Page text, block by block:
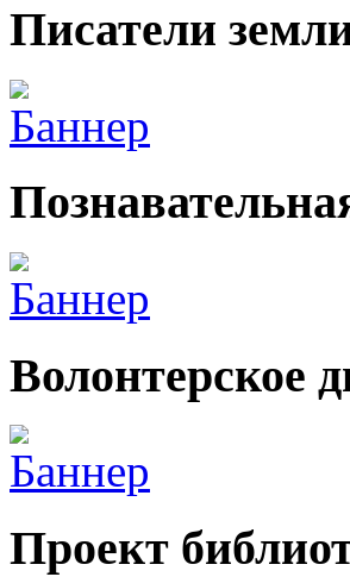
Писатели
Волонтерское
Проект